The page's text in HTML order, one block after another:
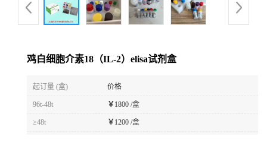
鸡白细胞介素18（IL-2）elisa试剂盒
起订量 (盒) 价格
96t-48t ￥ 1800 /盒
≥48t ￥ 1200 /盒